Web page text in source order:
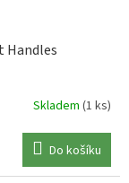
Handles
Skladem (1 ks)
Do košíku